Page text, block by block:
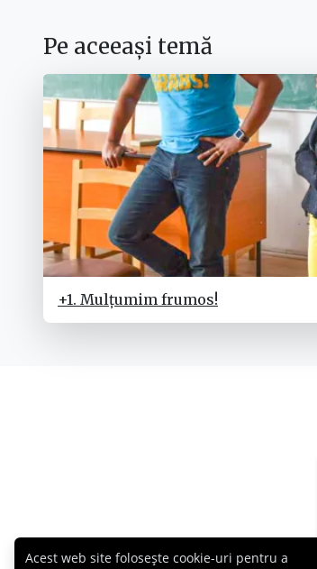
Pe aceeași temă
+1. Mulțumim frumos!
Acest web site folosește cookie-uri pentru a